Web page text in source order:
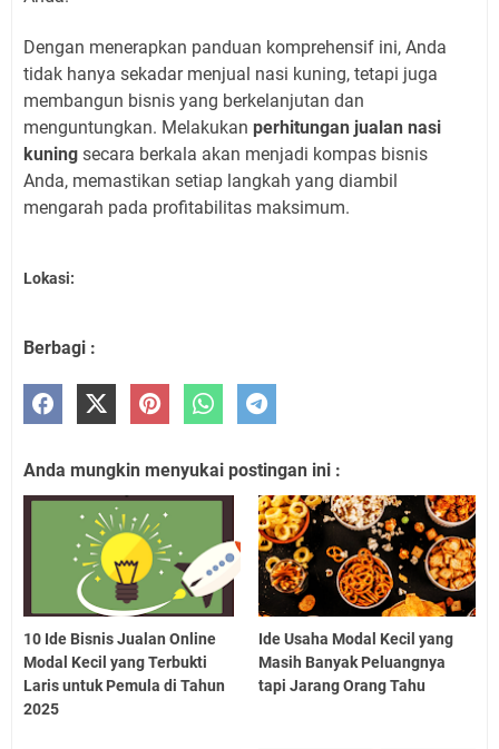
Dengan menerapkan panduan komprehensif ini, Anda
tidak hanya sekadar menjual nasi kuning, tetapi juga
membangun bisnis yang berkelanjutan dan
menguntungkan. Melakukan perhitungan jualan nasi
kuning secara berkala akan menjadi kompas bisnis
Anda, memastikan setiap langkah yang diambil
mengarah pada profitabilitas maksimum.
Lokasi:
Berbagi :
Anda mungkin menyukai postingan ini :
10 Ide Bisnis Jualan Online
Modal Kecil yang Terbukti
Laris untuk Pemula di Tahun
2025
Ide Usaha Modal Kecil yang
Masih Banyak Peluangnya
tapi Jarang Orang Tahu